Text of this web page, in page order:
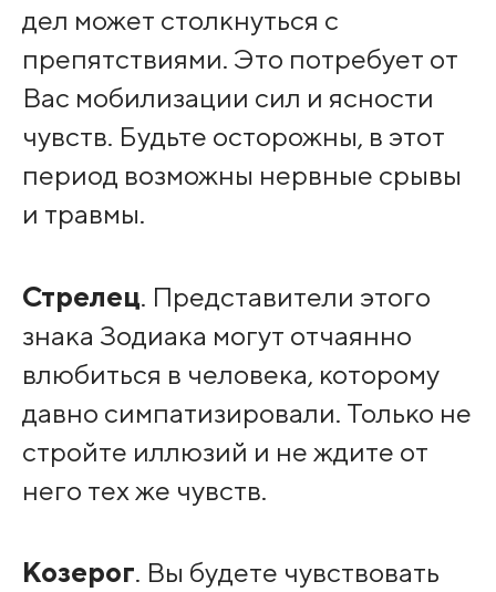
дел может столкнуться с
препятствиями. Это потребует от
Вас мобилизации сил и ясности
чувств. Будьте осторожны, в этот
период возможны нервные срывы
и травмы.
Стрелец. Представители этого
знака Зодиака могут отчаянно
влюбиться в человека, которому
давно симпатизировали. Только не
стройте иллюзий и не ждите от
него тех же чувств.
Козерог. Вы будете чувствовать